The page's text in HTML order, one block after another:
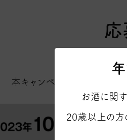
お酒に関す
20歳以上の方
応
本キャンペーンはパソコン・